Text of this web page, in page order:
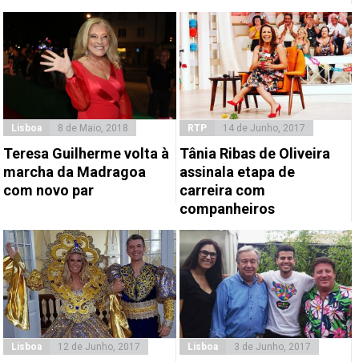
Lisboa 8 de Maio, 2018
Teresa Guilherme volta à
marcha da Madragoa
com novo par
RTP 14 de Junho, 2017
Tânia Ribas de Oliveira
assinala etapa de
carreira com
companheiros
Lisboa 12 de Junho, 2017 Lisboa 3 de Junho, 2017